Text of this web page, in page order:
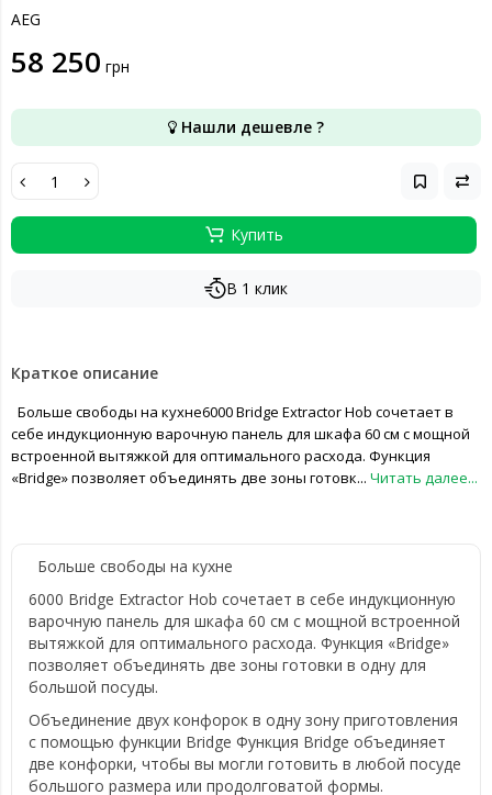
AEG
58 250 грн
Нашли дешевле ?
Купить
В 1 клик
Краткое описание
Больше свободы на кухне6000 Bridge Extractor Hob сочетает в
себе индукционную варочную панель для шкафа 60 см с мощной
встроенной вытяжкой для оптимального расхода. Функция
«Bridge» позволяет объединять две зоны готовк... Читать далее...
Больше свободы на кухне
6000 Bridge Extractor Hob сочетает в себе индукционную
варочную панель для шкафа 60 см с мощной встроенной
вытяжкой для оптимального расхода. Функция «Bridge»
позволяет объединять две зоны готовки в одну для
большой посуды.
Объединение двух конфорок в одну зону приготовления
с помощью функции Bridge Функция Bridge объединяет
две конфорки, чтобы вы могли готовить в любой посуде
большого размера или продолговатой формы.